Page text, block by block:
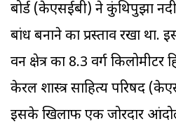
बोर्ड (केएसईबी) ने कुंथिपुझा
बांध बनाने का प्रस्ताव रखा
वन क्षेत्र का 8.3 वर्ग किलोमीटर
केरल शास्त्र साहित्य परिषद
इसके खिलाफ एक जोरदार